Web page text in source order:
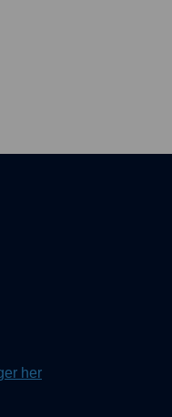
her